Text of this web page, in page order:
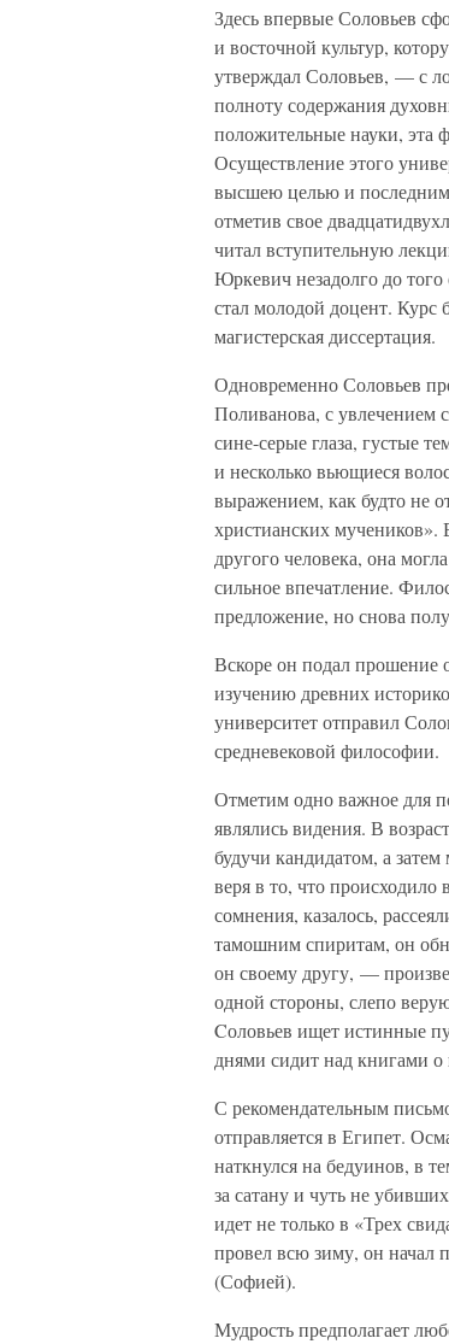
Здесь впервые Соловьев
и восточной культур,
утверждал Соловьев, — с
полноту содержания
положительные науки, эта
Осуществление этого
высшею целью и последним
отметив свое
читал вступительную
Юркевич незадолго до того
стал молодой доцент. Курс
магистерская диссертация.
Одновременно Соловьев
Поливанова, с увлечением
сине-серые глаза, густые
и несколько вьющиеся
выражением, как будто не
христианских
другого человека, она
сильное впечатление.
предложение, но снова
Вскоре он подал прошение
изучению древних
университет отправил
средневековой философии.
Отметим одно важное для
являлись видения. В
будучи кандидатом, а
веря в то, что
сомнения, казалось,
тамошним спиритам, он
он своему другу, —
одной стороны, слепо
Cоловьев ищет истинные
днями сидит над книгами о
С рекомендательным
отправляется в Египет.
наткнулся на бедуинов, в
за сатану и чуть не
идет не только в «Трех
провел всю зиму, он начал
(Софией).
Мудрость предполагает